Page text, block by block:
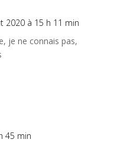
2020 à 15 h 11 min
je ne connais pas,
45 min